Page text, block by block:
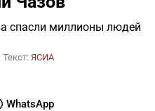
спасли миллионы людей
Текст: ЯСИА
WhatsApp